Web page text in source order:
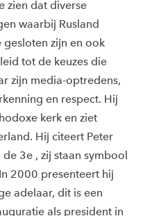
zien dat diverse
waarbij Rusland
zijn en ook
tot de keuzes die
zijn media-optredens,
en respect. Hij
kerk en ziet
Hij citeert Peter
3e , zij staan symbool
2000 presenteert hij
adelaar, dit is een
als president in